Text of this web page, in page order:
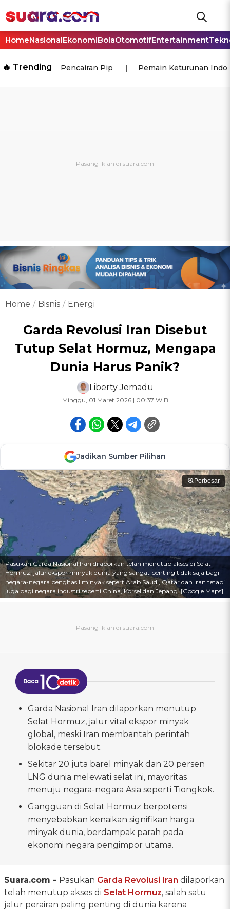
HomeNasionalEkonomiBolaOtomotifEntertainment
🔥 Trending Pencairan Pip Pemain Keturunan
Home Bisnis Energi
Garda Revolusi Iran Disebut
Tutup Selat Hormuz, Mengapa
Dunia Harus Panik?
Liberty Jemadu
Minggu, 01 Maret 2026 | 00:37 WIB
Jadikan Sumber Pilihan
Perbesar
Pasukan Garda Nasional Iran dilaporkan telah menutup akses di Selat
Hormuz, jalur ekspor minyak dunia yang sangat penting tidak saja bagi
negara-negara penghasil minyak sepert Arab Saudi, Qatar dan Iran tetapi
juga bagi negara industri seperti China, Korsel dan Jepang. [Google Maps]
Garda Nasional Iran dilaporkan menutup
Selat Hormuz, jalur vital ekspor minyak
global, meski Iran membantah perintah
blokade tersebut.
Sekitar 20 juta barel minyak dan 20 persen
LNG dunia melewati selat ini, mayoritas
menuju negara-negara Asia seperti Tiongkok.
Gangguan di Selat Hormuz berpotensi
menyebabkan kenaikan signifikan harga
minyak dunia, berdampak parah pada
ekonomi negara pengimpor utama.
Suara.com - Pasukan Garda Revolusi Iran dilaporkan
telah menutup akses di Selat Hormuz, salah satu
jalur perairan paling penting di dunia karena